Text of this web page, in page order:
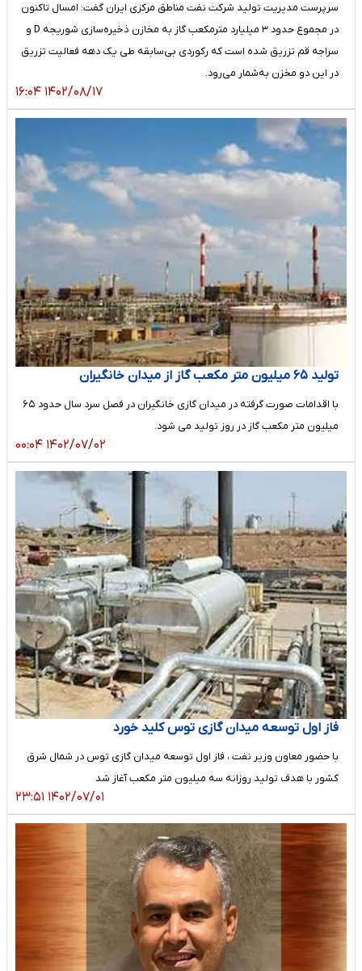
سرپرست مدیریت تولید شرکت نفت مناطق مرکزی ایران گفت: امسال تاکنون
در مجموع حدود ۳ میلیارد مترمکعب گاز به مخازن ذخیره‌سازی شوریجه D و
سراجه قم تزریق شده است که رکوردی بی‌سابقه طی یک دهه فعالیت تزریق
در این دو مخزن به‌شمار می‌رود.
۱۴۰۲/۰۸/۱۷ ۱۶:۰۴
تولید ۶۵ میلیون متر مکعب گاز از میدان خانگیران
با اقدامات صورت گرفته در میدان گازی خانگیران در فصل سرد سال حدود ۶۵
میلیون متر مکعب گاز در روز تولید می شود.
۱۴۰۲/۰۷/۰۲ ۰۰:۰۴
فاز اول توسعه میدان گازی توس کلید خورد
با حضور معاون وزیر نفت ، فاز اول توسعه میدان گازی توس در شمال شرق
کشور با هدف تولید روزانه سه میلیون متر مکعب آغاز شد
۱۴۰۲/۰۷/۰۱ ۲۳:۵۱